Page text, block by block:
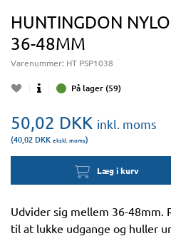
HUNTINGDON
36-48MM
Varenummer: HT PSP1038
På lager (59)
50,02 DKK inkl. moms
(40,02 DKK ekskl. moms)
Læg i kurv
Udvider sig mellem 36-48mm.
til at lukke udgange og huller